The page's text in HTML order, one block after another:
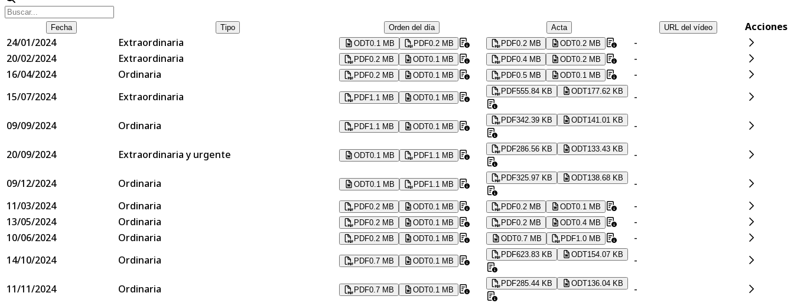
Fecha Tipo Orden del día Acta URL del vídeo
Acciones
24/01/2024
Extraordinaria ODT0.1 MB PDF0.2 MB PDF0.2 MB ODT0.2 MB
-
20/02/2024
Extraordinaria PDF0.2 MB ODT0.1 MB PDF0.4 MB ODT0.2 MB
-
16/04/2024
Ordinaria PDF0.2 MB ODT0.1 MB PDF0.5 MB ODT0.1 MB
-
15/07/2024
Extraordinaria PDF1.1 MB ODT0.1 MB
PDF555.84 KB ODT177.62 KB -
09/09/2024 Ordinaria PDF1.1 MB ODT0.1 MB
PDF342.39 KB ODT141.01 KB -
20/09/2024 Extraordinaria y urgente ODT0.1 MB PDF1.1 MB
PDF286.56 KB ODT133.43 KB -
09/12/2024 Ordinaria ODT0.1 MB PDF1.1 MB
PDF325.97 KB ODT138.68 KB
-
11/03/2024
Ordinaria PDF0.2 MB ODT0.1 MB PDF0.2 MB ODT0.1 MB
-
13/05/2024
Ordinaria PDF0.2 MB ODT0.1 MB PDF0.2 MB ODT0.4 MB
-
10/06/2024
Ordinaria PDF0.2 MB ODT0.1 MB ODT0.7 MB PDF1.0 MB
-
14/10/2024
Ordinaria PDF0.7 MB ODT0.1 MB
PDF623.83 KB ODT154.07 KB -
11/11/2024 Ordinaria PDF0.7 MB ODT0.1 MB
PDF285.44 KB ODT136.04 KB -